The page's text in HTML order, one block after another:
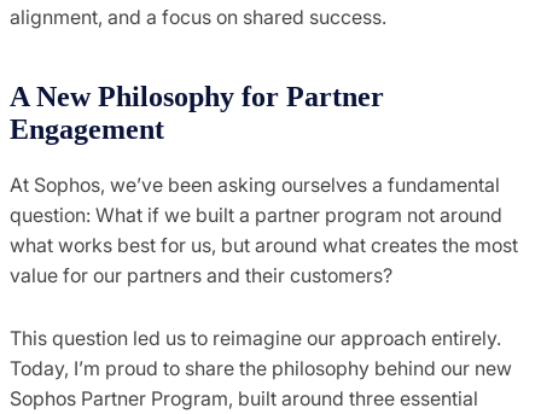
alignment, and a focus on shared success.
A New Philosophy for Partner
Engagement
At Sophos, we’ve been asking ourselves a fundamental
question: What if we built a partner program not around
what works best for us, but around what creates the most
value for our partners and their customers?
This question led us to reimagine our approach entirely.
Today, I’m proud to share the philosophy behind our new
Sophos Partner Program, built around three essential